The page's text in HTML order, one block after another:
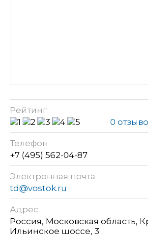
Рейтинг
0
Телефон
+7 (495) 562-04-87
Электронная почта
td@vostok.ru
Адрес
Россия, Московская область,
Ильинское шоссе, 3